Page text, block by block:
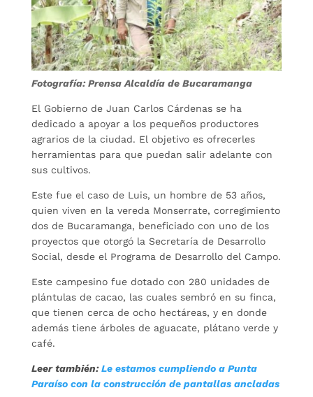
Fotografía: Prensa Alcaldía de Bucaramanga
El Gobierno de Juan Carlos Cárdenas se ha
dedicado a apoyar a los pequeños productores
agrarios de la ciudad. El objetivo es ofrecerles
herramientas para que puedan salir adelante con
sus cultivos.
Este fue el caso de Luis, un hombre de 53 años,
quien viven en la vereda Monserrate, corregimiento
dos de Bucaramanga, beneficiado con uno de los
proyectos que otorgó la Secretaría de Desarrollo
Social, desde el Programa de Desarrollo del Campo.
Este campesino fue dotado con 280 unidades de
plántulas de cacao, las cuales sembró en su finca,
que tienen cerca de ocho hectáreas, y en donde
además tiene árboles de aguacate, plátano verde y
café.
Leer también:Le estamos cumpliendo a Punta
Paraíso con la construcción de pantallas ancladas